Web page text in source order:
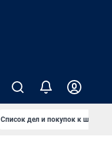
Список дел и покупок к школе